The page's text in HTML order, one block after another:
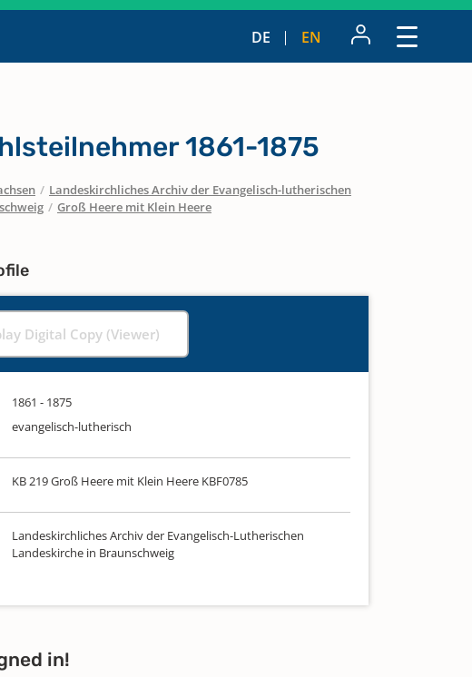
DE EN
1861-1875
/ Landeskirchliches Archiv der Evangelisch-lutherischen
/ Groß Heere mit Klein Heere
Digital Copy (Viewer)
1861 - 1875
evangelisch-lutherisch
KB 219 Groß Heere mit Klein Heere KBF0785
Landeskirchliches Archiv der Evangelisch-Lutherischen
Landeskirche in Braunschweig
in!